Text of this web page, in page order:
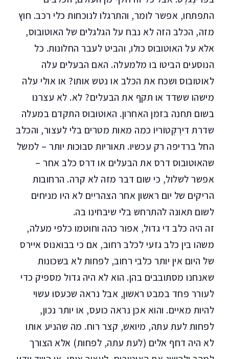
התפתחו, אפשר לומר, והתרגלו לנוכחות כלי רכב. חוץ
מזה, הכלב הזה לא נבח על הגלגלים של האוטובוס,
אלא על האוטובוס כולו, והביט לעבר החלונות. כל
הנוסעים הביטו בו מלמעלה. האם הבעלים עלה
לאוטובוס ושכח את הכלב או נטש אותו? או אולי עלה
מישהו ששדד או תקף את הבעלים? לא. לא עצרנו
בשום תחנה בזמן האחרון. האוטובוס התקדם במעלה
שדרת דירֶקְטוֹריוֹ כמה מאות מטרים בלי לעצור, והכלב
החל ברדיפה רק עכשיו. תאוריות סבוכות יותר – למשל
שהאוטובוס דרס את הבעלים או דרס כלב אחר –
אפשר לשלול, כי שום דבר מזה לא קרה. הרחובות
הריקים של יום ראשון אחר הצהריים לא היו מניחים
לשום תאונה להתרחש בלי שיבחינו בה.
זה היה כלב די גדול, אפור כהה וחוטמו כלפי מעלה,
משהו בין כלב גזעי לכלב רחוב, אם כי בבואנוס איירס
של היום אין יותר כלבי רחוב, לפחות לא בשכונות
שאנחנו מסתובבים בהן. הוא לא היה גדול מספיק כדי
לעורר פחד במבט ראשון, אבל נראה שכעסו עשוי
להיות מאיים. והוא אכן נראה כועס, או יותר נכון,
לפחות לעת עתה, מיואש, קצר רוח. מה שהניע אותו
לא היה דחף אלים (לעת עתה, לפחות) אלא הצורך